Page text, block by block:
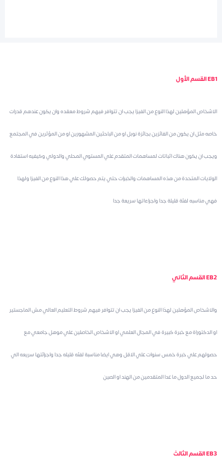
القسم الأول EB1
الاشخاص المؤهلين لهذا النوع من الفيزا يجب ان تتوافر فيهم شروط معقده وان يكون عندهم قدرات
خاصه مثل ان يكون من الفائزين بجائزة نوبل او من الباحثين المشهورين او من المؤثرين في المجتمع
ويجب ان يكون هناك اثباتات لمساهمات المتقدم علي المستوي المحلي والدولي وكيفيه استفادة
الولايات المتحدة من هذه المساهمات والخبرات حتي يتم حصولك علي هذا النوع من الفيزا ولهذا
فهي مناسبه لفئة قليلة جدا واجراءاتها سريعة جدا
القسم الثاني EB2
والاشخاص المؤهلين لهذا النوع من الفيزا يجب ان تتوافر فيهم شروط التعليم العالي مش الماجستير
او الدكتوراة مع خبرة كبيرة في المجال العلمي او الاشخاص الخاصلين علي موهل جامعي مع
حصولهم علي خبرة خمس سنوات علي الاقل وهي ايضا مناسبة لفئه قليله جدا واجرائتها سريعه الي
حد ما لجميع الدول ما عدا المتقدمين من الهند او الصين
القسم الثالث EB3